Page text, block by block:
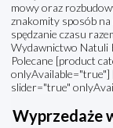
mowy oraz
znakomity sposób
spędzanie czasu
Wydawnictwo Natuli
Polecane [product
slider="true"
Wyprzedaże